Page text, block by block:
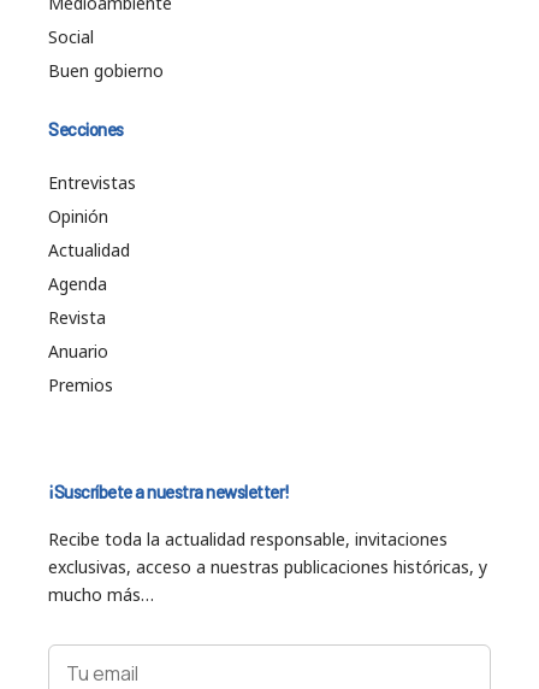
Social
Buen gobierno
Secciones
Entrevistas
Opinión
Actualidad
Agenda
Revista
Anuario
Premios
¡Suscríbete a nuestra newsletter!
Recibe toda la actualidad responsable, invitaciones
exclusivas, acceso a nuestras publicaciones históricas, y
mucho más…